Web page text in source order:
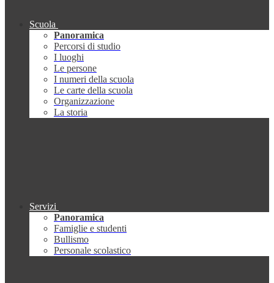
Scuola
Panoramica
Percorsi di studio
I luoghi
Le persone
I numeri della scuola
Le carte della scuola
Organizzazione
La storia
Servizi
Panoramica
Famiglie e studenti
Bullismo
Personale scolastico